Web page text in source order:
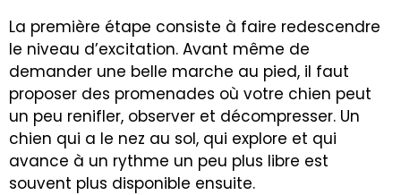
La première étape consiste à faire redescendre
le niveau d’excitation. Avant même de
demander une belle marche au pied, il faut
proposer des promenades où votre chien peut
un peu renifler, observer et décompresser. Un
chien qui a le nez au sol, qui explore et qui
avance à un rythme un peu plus libre est
souvent plus disponible ensuite.